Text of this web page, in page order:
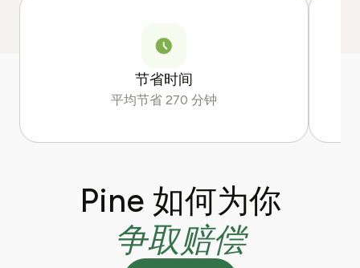
节省时间
平均节省 270 分钟
Pine 如何为你
争取赔偿